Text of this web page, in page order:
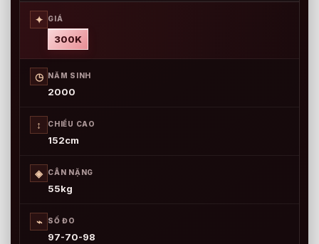
✦ GIÁ
300K
◷ NĂM SINH
2000
↕ CHIỀU CAO
152cm
◈ CÂN NẶNG
55kg
⌁ SỐ ĐO
97-70-98